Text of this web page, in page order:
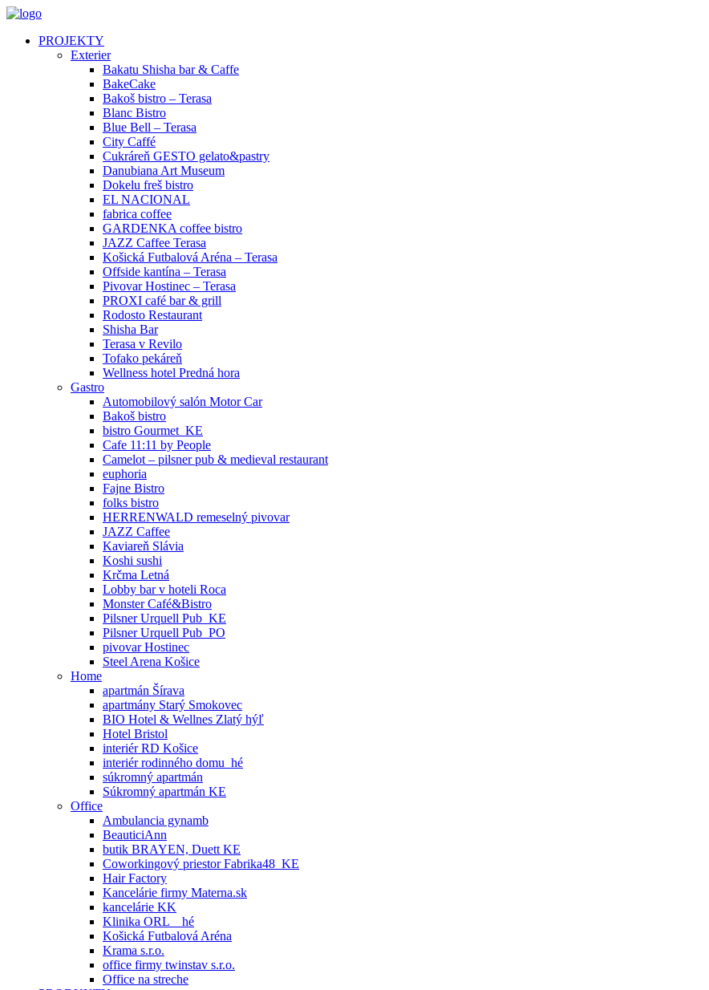
PROJEKTY
Exterier
Bakatu Shisha bar & Caffe
BakeCake
Bakoš bistro – Terasa
Blanc Bistro
Blue Bell – Terasa
City Caffé
Cukráreň GESTO gelato&pastry
Danubiana Art Museum
Dokelu freš bistro
EL NACIONAL
fabrica coffee
GARDENKA coffee bistro
JAZZ Caffee Terasa
Košická Futbalová Aréna – Terasa
Offside kantína – Terasa
Pivovar Hostinec – Terasa
PROXI café bar & grill
Rodosto Restaurant
Shisha Bar
Terasa v Revilo
Tofako pekáreň
Wellness hotel Predná hora
Gastro
Automobilový salón Motor Car
Bakoš bistro
bistro Gourmet_KE
Cafe 11:11 by People
Camelot – pilsner pub & medieval restaurant
euphoria
Fajne Bistro
folks bistro
HERRENWALD remeselný pivovar
JAZZ Caffee
Kaviareň Slávia
Koshi sushi
Krčma Letná
Lobby bar v hoteli Roca
Monster Café&Bistro
Pilsner Urquell Pub_KE
Pilsner Urquell Pub_PO
pivovar Hostinec
Steel Arena Košice
Home
apartmán Šírava
apartmány Starý Smokovec
BIO Hotel & Wellnes Zlatý hýľ
Hotel Bristol
interiér RD Košice
interiér rodinného domu_hé
súkromný apartmán
Súkromný apartmán KE
Office
Ambulancia gynamb
BeauticiAnn
butik BRAYEN, Duett KE
Coworkingový priestor Fabrika48_KE
Hair Factory
Kancelárie firmy Materna.sk
kancelárie KK
Klinika ORL _ hé
Košická Futbalová Aréna
Krama s.r.o.
office firmy twinstav s.r.o.
Office na streche